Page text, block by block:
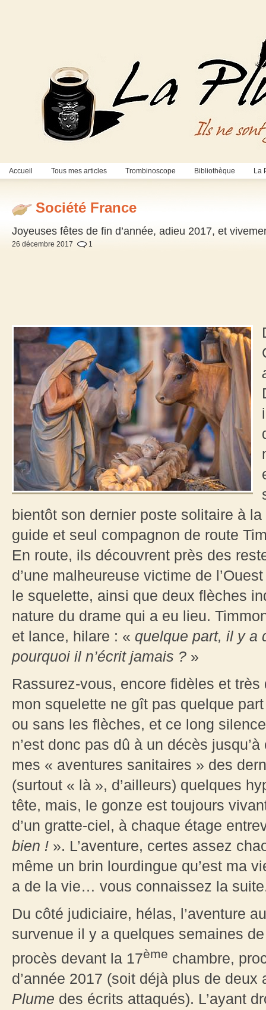
Accueil Tous mes articles Trombinoscope Bibliothèque La
Société France
Joyeuses fêtes de fin d’année, adieu 2017, et
26 décembre 2017 1
bientôt son dernier poste solitaire à
guide et seul compagnon de route
En route, ils découvrent près des
d’une malheureuse victime de
le squelette, ainsi que deux flèches
nature du drame qui a eu lieu.
et lance, hilare : « quelque part, il y a
pourquoi il n’écrit jamais ? »
Rassurez-vous, encore fidèles et
mon squelette ne gît pas quelque
ou sans les flèches, et ce long
n’est donc pas dû à un décès
mes « aventures sanitaires » des
(surtout « là », d’ailleurs) quelques
tête, mais, le gonze est toujours
d’un gratte-ciel, à chaque étage
bien ! ». L’aventure, certes assez
même un brin lourdingue qu’est ma
a de la vie… vous connaissez la
Du côté judiciaire, hélas, l’aventure
survenue il y a quelques semaines
procès devant la 17ème chambre,
d’année 2017 (soit déjà plus de
Plume des écrits attaqués). L’ayant